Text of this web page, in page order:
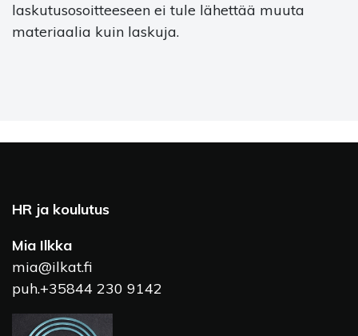
laskutusosoitteeseen ei tule lähettää muuta
materiaalia kuin laskuja.
HR ja koulutus
Mia Ilkka
mia@ilkat.fi
puh.+35844 230 9142